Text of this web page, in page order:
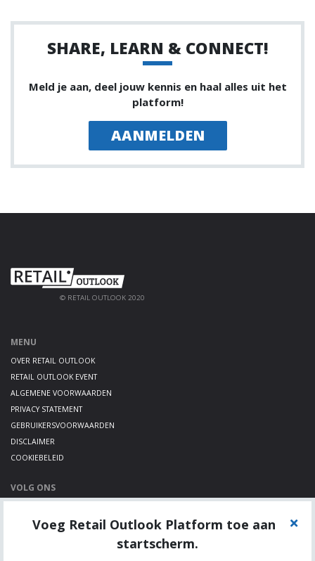
SHARE, LEARN & CONNECT!
Meld je aan, deel jouw kennis en haal alles uit het
platform!
AANMELDEN
© RETAIL OUTLOOK 2020
MENU
OVER RETAIL OUTLOOK
RETAIL OUTLOOK EVENT
ALGEMENE VOORWAARDEN
PRIVACY STATEMENT
GEBRUIKERSVOORWAARDEN
DISCLAIMER
COOKIEBELEID
VOLG ONS
TWITTER
Voeg Retail Outlook Platform toe aan
startscherm.